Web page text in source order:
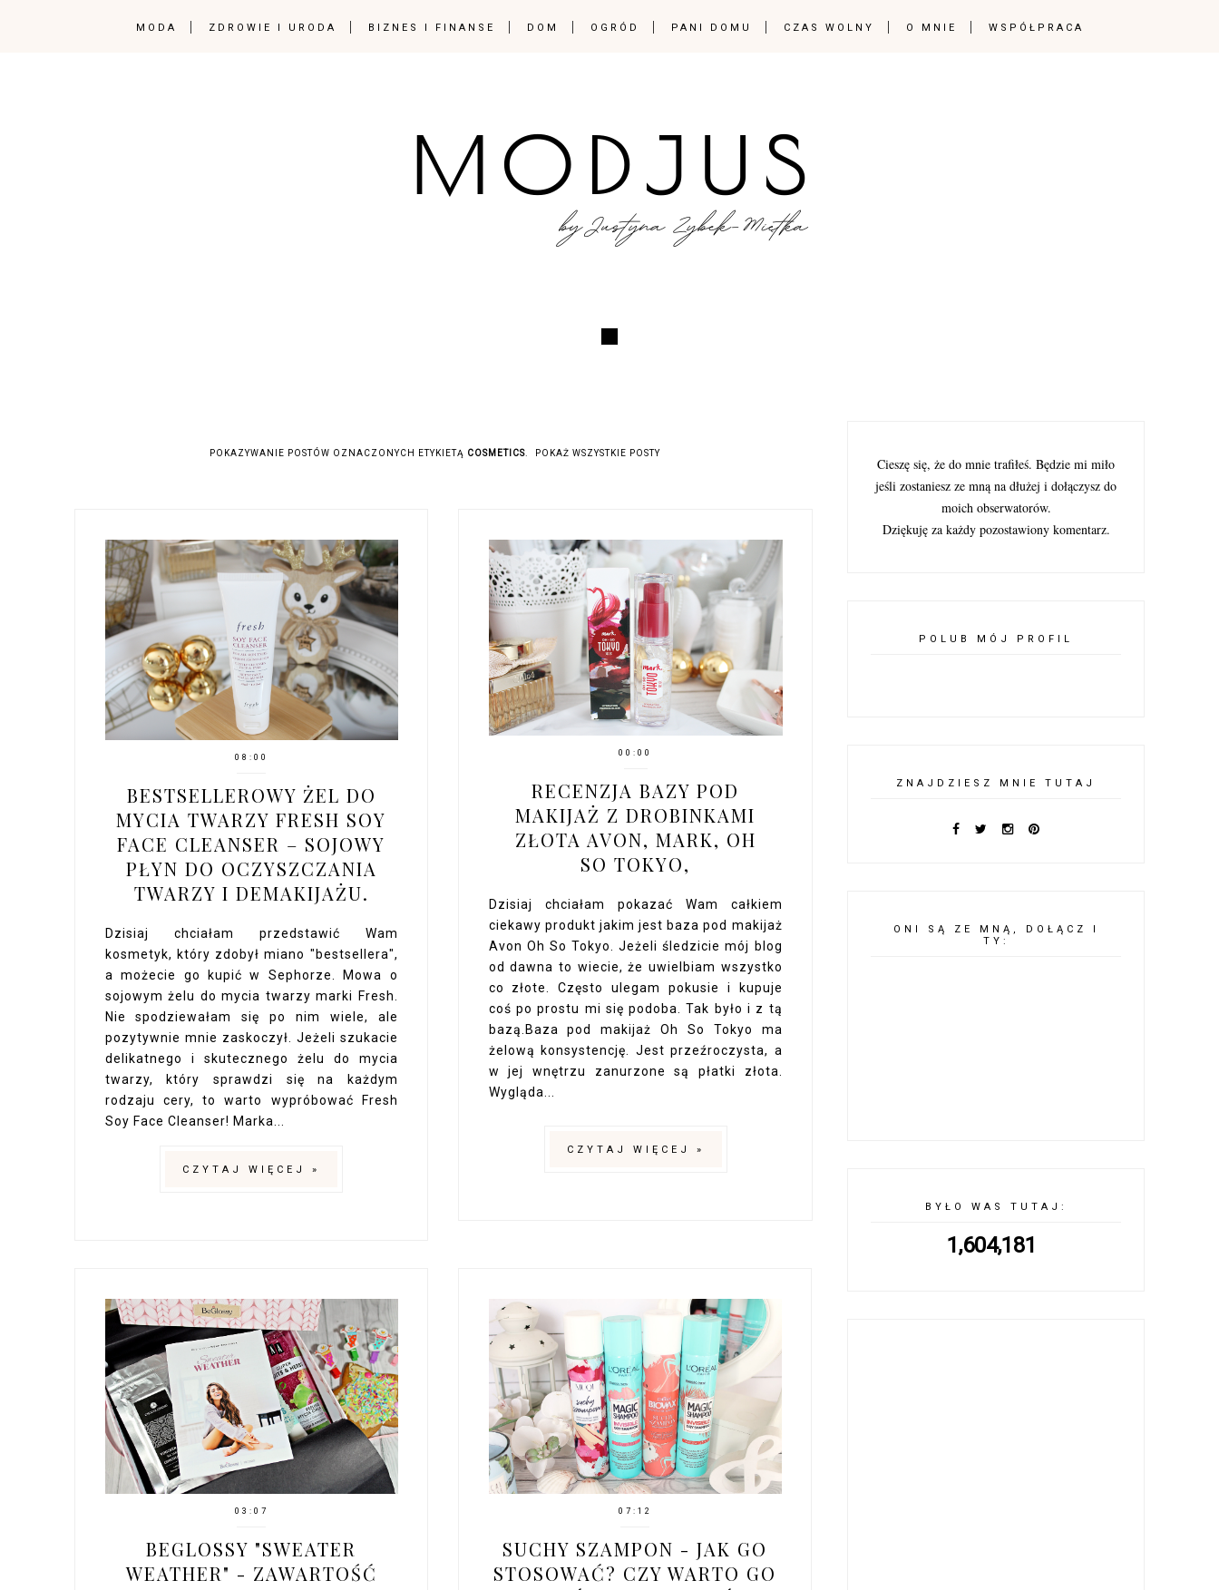
MODA ZDROWIE I URODA BIZNES I FINANSE DOM OGRÓD PANI DOMU CZAS WOLNY O MNIE WSPÓŁPRACA
POKAZYWANIE POSTÓW OZNACZONYCH ETYKIETĄ COSMETICS. POKAŻ WSZYSTKIE POSTY
08:00
BESTSELLEROWY ŻEL DO
MYCIA TWARZY FRESH SOY
FACE CLEANSER – SOJOWY
PŁYN DO OCZYSZCZANIA
TWARZY I DEMAKIJAŻU.
Dzisiaj chciałam przedstawić Wam
kosmetyk, który zdobył miano "bestsellera",
a możecie go kupić w Sephorze. Mowa o
sojowym żelu do mycia twarzy marki Fresh.
Nie spodziewałam się po nim wiele, ale
pozytywnie mnie zaskoczył. Jeżeli szukacie
delikatnego i skutecznego żelu do mycia
twarzy, który sprawdzi się na każdym
rodzaju cery, to warto wypróbować Fresh
Soy Face Cleanser! Marka...
CZYTAJ WIĘCEJ »
00:00
RECENZJA BAZY POD
MAKIJAŻ Z DROBINKAMI
ZŁOTA AVON, MARK, OH
SO TOKYO,
Dzisiaj chciałam pokazać Wam całkiem
ciekawy produkt jakim jest baza pod makijaż
Avon Oh So Tokyo. Jeżeli śledzicie mój blog
od dawna to wiecie, że uwielbiam wszystko
co złote. Często ulegam pokusie i kupuje
coś po prostu mi się podoba. Tak było i z tą
bazą.Baza pod makijaż Oh So Tokyo ma
żelową konsystencję. Jest przeźroczysta, a
w jej wnętrzu zanurzone są płatki złota.
Wygląda...
CZYTAJ WIĘCEJ »
03:07
BEGLOSSY "SWEATER
WEATHER" - ZAWARTOŚĆ
07:12
SUCHY SZAMPON - JAK GO
STOSOWAĆ? CZY WARTO GO
Cieszę się, że do mnie trafiłeś. Będzie mi miło
jeśli zostaniesz ze mną na dłużej i dołączysz do
moich obserwatorów.
Dziękuję za każdy pozostawiony komentarz.
POLUB MÓJ PROFIL
ZNAJDZIESZ MNIE TUTAJ
ONI SĄ ZE MNĄ, DOŁĄCZ I
TY:
BYŁO WAS TUTAJ:
1,604,181